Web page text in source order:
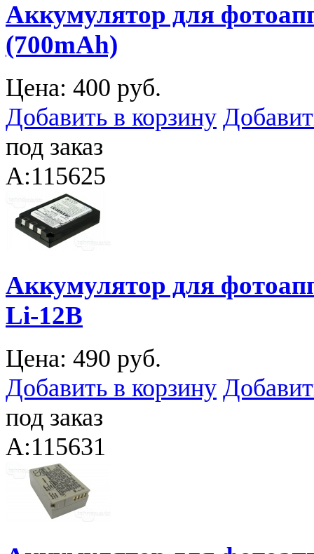
Аккумулятор для
(700mAh)
Цена: 400 руб.
Добавить в корзину
под заказ
A:115625
Аккумулятор для
Li-12B
Цена: 490 руб.
Добавить в корзину
под заказ
A:115631